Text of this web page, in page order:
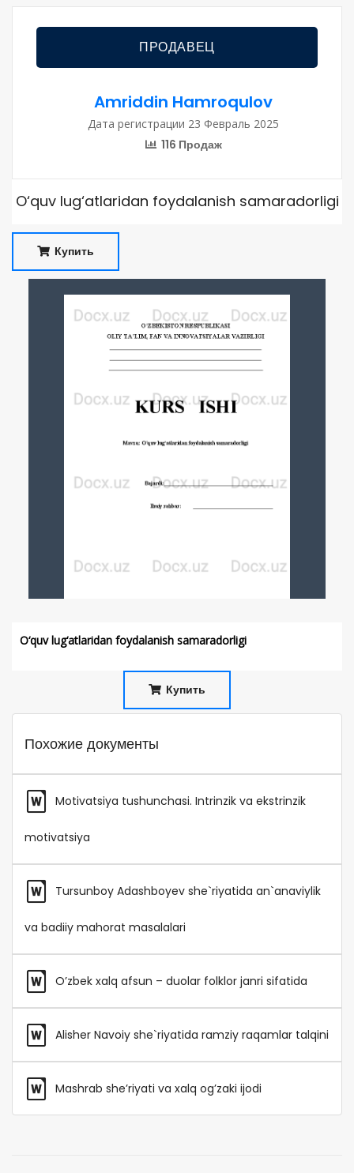
ПРОДАВЕЦ
Amriddin Hamroqulov
Дата регистрации 23 Февраль 2025
116 Продаж
O‘quv lug‘atlaridan foydalanish samaradorligi
Купить
O‘quv lug‘atlaridan foydalanish samaradorligi
Купить
Похожие документы
Motivatsiya tushunchasi. Intrinzik va ekstrinzik
motivatsiya
Tursunboy Adashboyev she`riyatida an`anaviylik
va badiiy mahorat masalalari
O’zbek xalq afsun – duolar folklor janri sifatida
Alisher Navoiy she`riyatida ramziy raqamlar talqini
Mashrab she’riyati va xalq og’zaki ijodi